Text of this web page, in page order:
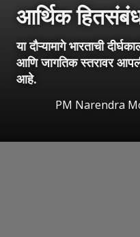
आर्थिक
या दौऱ्यामागे भारताची
आणि जागतिक स्तरावर
आहे.
PM Narendra